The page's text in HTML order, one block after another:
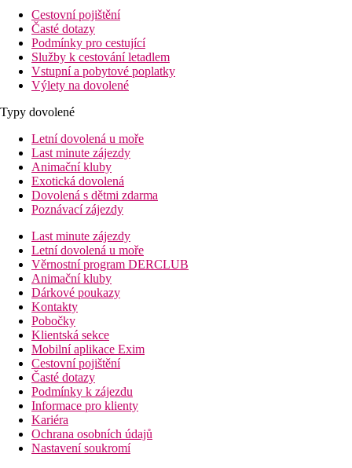
Cestovní pojištění
Časté dotazy
Podmínky pro cestující
Služby k cestování letadlem
Vstupní a pobytové poplatky
Výlety na dovolené
Typy dovolené
Letní dovolená u moře
Last minute zájezdy
Animační kluby
Exotická dovolená
Dovolená s dětmi zdarma
Poznávací zájezdy
Last minute zájezdy
Letní dovolená u moře
Věrnostní program DERCLUB
Animační kluby
Dárkové poukazy
Kontakty
Pobočky
Klientská sekce
Mobilní aplikace Exim
Cestovní pojištění
Časté dotazy
Podmínky k zájezdu
Informace pro klienty
Kariéra
Ochrana osobních údajů
Nastavení soukromí